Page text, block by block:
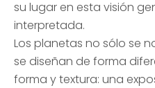
su lugar en esta visión
interpretada.
Los planetas no sólo se
se diseñan de forma
forma y textura: una